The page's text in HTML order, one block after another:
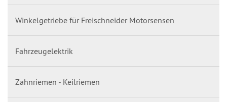
Winkelgetriebe für Freischneider Motorsensen
Fahrzeugelektrik
Zahnriemen - Keilriemen